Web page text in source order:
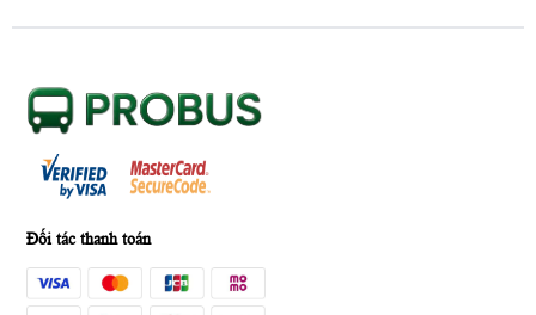
Đối tác thanh toán